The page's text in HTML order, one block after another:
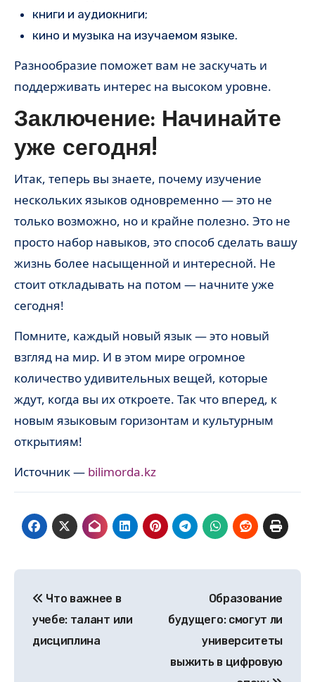
книги и аудиокниги;
кино и музыка на изучаемом языке.
Разнообразие поможет вам не заскучать и
поддерживать интерес на высоком уровне.
Заключение: Начинайте
уже сегодня!
Итак, теперь вы знаете, почему изучение
нескольких языков одновременно — это не
только возможно, но и крайне полезно. Это не
просто набор навыков, это способ сделать вашу
жизнь более насыщенной и интересной. Не
стоит откладывать на потом — начните уже
сегодня!
Помните, каждый новый язык — это новый
взгляд на мир. И в этом мире огромное
количество удивительных вещей, которые
ждут, когда вы их откроете. Так что вперед, к
новым языковым горизонтам и культурным
открытиям!
Источник — bilimorda.kz
по
записям
Что важнее в
учебе: талант или
дисциплина
Образование
будущего: смогут ли
университеты
выжить в цифровую